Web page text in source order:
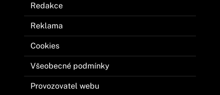
Redakce
Reklama
Cookies
Všeobecné podmínky
Provozovatel webu